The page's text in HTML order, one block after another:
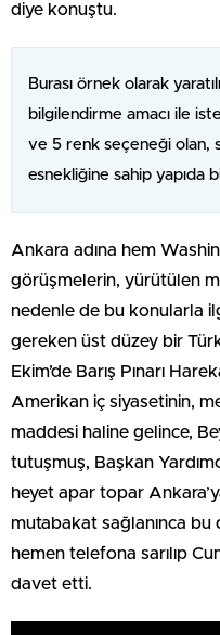
diye konuştu.
Burası örnek olarak
bilgilendirme amacı ile
ve 5 renk seçeneği olan,
esnekliğine sahip yapıda
Ankara adına hem
görüşmelerin, yürütülen
nedenle de bu konularla
gereken üst düzey bir
Ekim’de Barış Pınarı
Amerikan iç siyasetinin,
maddesi haline gelince,
tutuşmuş, Başkan
heyet apar topar
mutabakat sağlanınca bu
hemen telefona sarılıp
davet etti.